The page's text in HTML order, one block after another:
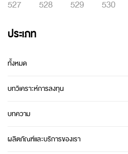
527
528 529 530
ประเภท
ทั้งหมด
บทวิเคราะห์การลงทุน
บทความ
ผลิตภัณฑ์และบริการของเรา